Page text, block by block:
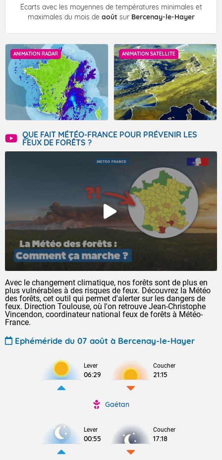
Écarts avec les moyennes de températures minimales et
maximales du mois de août sur Bercenay-le-Hayer
ANIMATION RADAR ANIMATION SATELLITE
QUE FAIT MÉTÉO-FRANCE POUR PRÉVENIR LES
FEUX DE FORÊTS ?
Avec le changement climatique, nos forêts sont de plus en
plus vulnérables à des risques de feux. Découvrez la Météo
des forêts, cet outil qui permet d'alerter sur les dangers de
feux. Direction Toulouse, où l'on retrouve Jean-Christophe
Vincendon, coordinateur national feux de forêts à Météo-
France.
Ephéméride du 07 août à Bercenay-le-Hayer
Lever
06:29
Coucher
21:15
Gaétan
Lever
00:55
Coucher
17:18